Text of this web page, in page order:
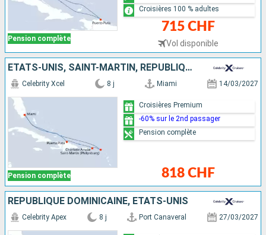
Pension complète
715 CHF
Vol disponible
Croisières 100 % adultes
ÉTATS-UNIS, SAINT-MARTIN, RÉPUBLIQUE DOMINICAINE
Pension complète
Celebrity Xcel 8 j Miami 14/03/2027
818 CHF
Croisières Premium
-60% sur le 2nd passager
Pension complète
RÉPUBLIQUE DOMINICAINE, ÉTATS-UNIS
Celebrity Apex 8 j Port Canaveral 27/03/2027